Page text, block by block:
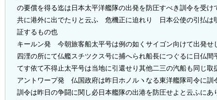
の要償を得る迄は日本太平洋艦隊の出発を防圧すべき訓令を受け
共に港外に出でたりと云ふ 危機正に迫れり 日本公使の引払は
証するもの也
キールン発 今朝旅客船太平号は例の如くサイゴン向けて出発せ
四浬の所にて仏艦スチツクス号に捕へられ船長につぐるに日仏間
てす依て不得止太平号は当地に引還せり其他二三の汽船も同じ取
アントワープ発 仏国政府は昨日ホノルヽなる東洋艦隊司令に
訓令は昨日の争闘に関し必日本艦隊の出港を防圧せよと云ふにあ